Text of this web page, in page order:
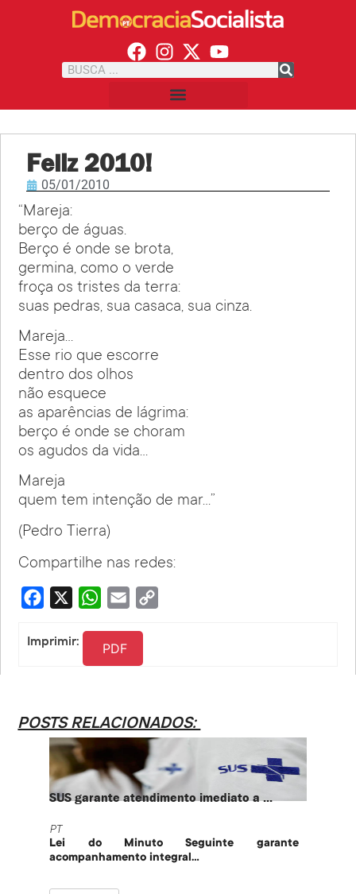
Feliz 2010!
05/01/2010
“Mareja:
berço de águas.
Berço é onde se brota,
germina, como o verde
froça os tristes da terra:
suas pedras, sua casaca, sua cinza.
Mareja…
Esse rio que escorre
dentro dos olhos
não esquece
as aparências de lágrima:
berço é onde se choram
os agudos da vida…
Mareja
quem tem intenção de mar…”
(Pedro Tierra)
Compartilhe nas redes:
Facebook WhatsApp
Email
Imprimir: PDF
POSTS RELACIONADOS:
SUS garante atendimento imediato a ...
PT
Lei do Minuto Seguinte garante
acompanhamento integral...